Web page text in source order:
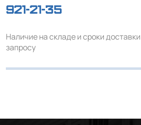
921-21-35
Наличие на складе и сроки
запросу